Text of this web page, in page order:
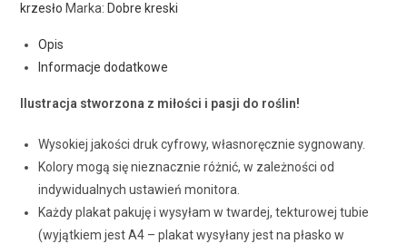
krzesło Marka: Dobre kreski
Opis
Informacje dodatkowe
Ilustracja stworzona z miłości i pasji do roślin!
Wysokiej jakości druk cyfrowy, własnoręcznie sygnowany.
Kolory mogą się nieznacznie różnić, w zależności od
indywidualnych ustawień monitora.
Każdy plakat pakuję i wysyłam w twardej, tekturowej tubie
(wyjątkiem jest A4 – plakat wysyłany jest na płasko w